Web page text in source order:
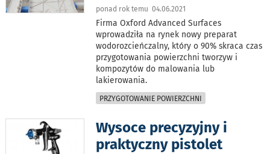
ponad rok temu 04.06.2021
Firma Oxford Advanced Surfaces
wprowadziła na rynek nowy preparat
wodorozcieńczalny, który o 90% skraca czas
przygotowania powierzchni tworzyw i
kompozytów do malowania lub
lakierowania.
PRZYGOTOWANIE POWIERZCHNI
Wysoce precyzyjny i
praktyczny pistolet